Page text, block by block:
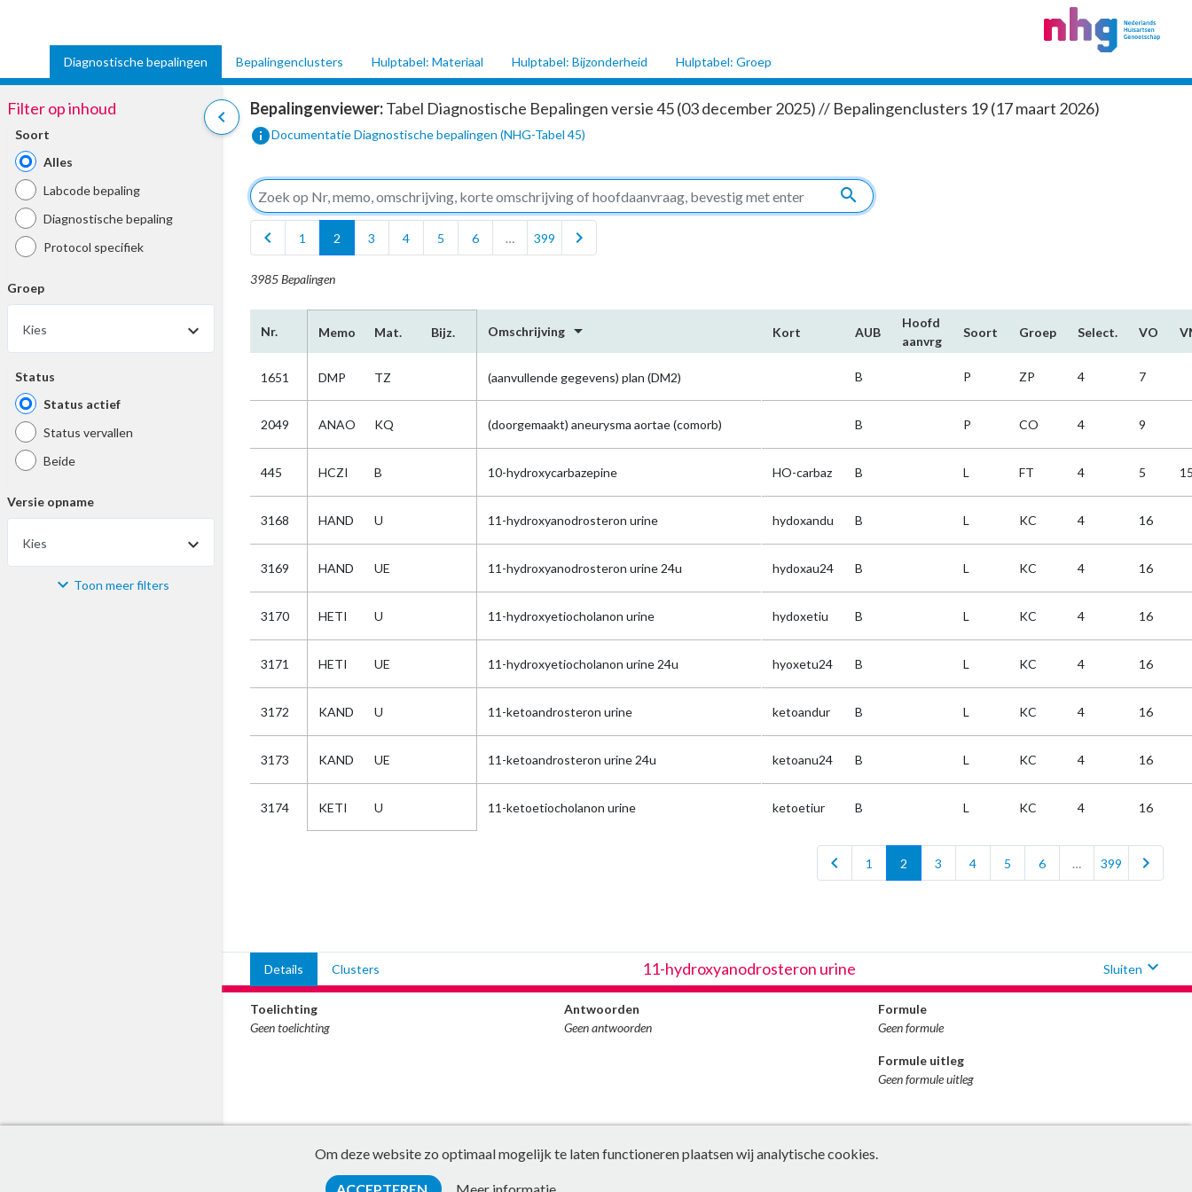
Diagnostische bepalingen Bepalingenclusters Hulptabel: Materiaal Hulptabel: Bijzonderheid Hulptabel: Groep
chevron_left
Filter op inhoud
Soort
Alles
Labcode bepaling
Diagnostische bepaling
Protocol specifiek
Groep
Kies
Status
Status actief
Status vervallen
Beide
Versie opname
Kies
Materiaal Toon meer filters
Bepalingenviewer:Tabel Diagnostische Bepalingen versie 45 (03 december 2025) // Bepalingenclusters 19 (17 maart 2026)
infoDocumentatie Diagnostische bepalingen (NHG-Tabel 45)
search
chevron_left
1 2 3 4 5 6 … 399 chevron_right
3985 Bepalingen
Nr. Memo Mat. Bijz. Omschrijving arrow_drop_down Kort AUB
Hoofd​
aanvrg
Soort Groep Select. VO
1651 DMP TZ (aanvullende gegevens) plan (DM2) B P ZP 4 7
2049 ANAO KQ (doorgemaakt) aneurysma aortae (comorb) B P CO 4 9
445 HCZI B 10-hydroxycarbazepine HO-carbaz B L FT 4 5
3168 HAND U 11-hydroxyanodrosteron urine hydoxandu B L KC 4 16
3169 HAND UE 11-hydroxyanodrosteron urine 24u hydoxau24 B L KC 4 16
3170 HETI U 11-hydroxyetiocholanon urine hydoxetiu B L KC 4 16
3171 HETI UE 11-hydroxyetiocholanon urine 24u hyoxetu24 B L KC 4 16
3172 KAND U 11-ketoandrosteron urine ketoandur B L KC 4 16
3173 KAND UE 11-ketoandrosteron urine 24u ketoanu24 B L KC 4 16
3174 KETI U 11-ketoetiocholanon urine ketoetiur B L KC 4 16
chevron_left 1 2 3 4 5 6 … 399 chevron_right
Details Clusters 11-hydroxyanodrosteron urine Sluiten expand_more
Toelichting
Geen toelichting
Antwoorden
Geen antwoorden
Formule
Geen formule
Formule uitleg
Geen formule uitleg
Om deze website zo optimaal mogelijk te laten functioneren plaatsen wij analytische cookies.